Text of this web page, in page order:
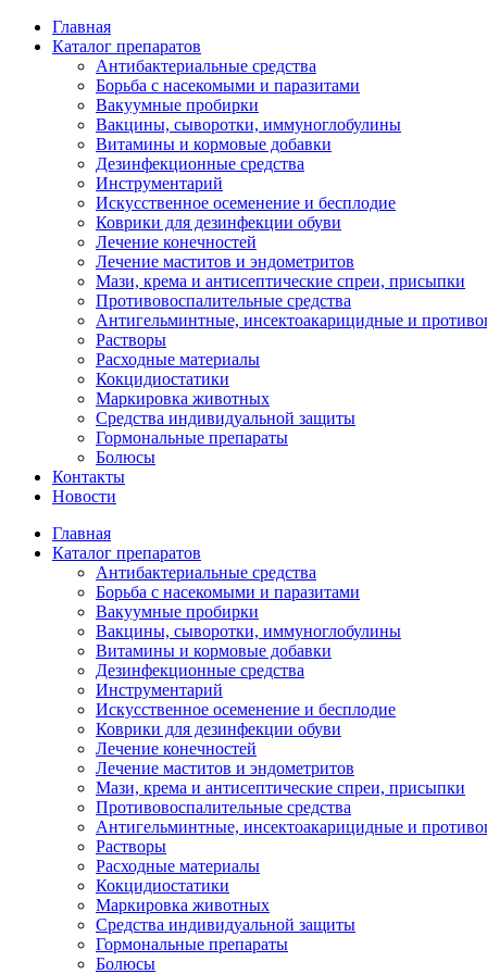
Главная
Каталог препаратов
Антибактериальные средства
Борьба с насекомыми и паразитами
Вакуумные пробирки
Вакцины, сыворотки, иммуноглобулины
Витамины и кормовые добавки
Дезинфекционные средства
Инструментарий
Искусственное осеменение и бесплодие
Коврики для дезинфекции обуви
Лечение конечностей
Лечение маститов и эндометритов
Мази, крема и антисептические спреи, присыпки
Противовоспалительные средства
Антигельминтные, инсектоакарицидные и
Растворы
Расходные материалы
Кокцидиостатики
Маркировка животных
Средства индивидуальной защиты
Гормональные препараты
Болюсы
Контакты
Новости
Главная
Каталог препаратов
Антибактериальные средства
Борьба с насекомыми и паразитами
Вакуумные пробирки
Вакцины, сыворотки, иммуноглобулины
Витамины и кормовые добавки
Дезинфекционные средства
Инструментарий
Искусственное осеменение и бесплодие
Коврики для дезинфекции обуви
Лечение конечностей
Лечение маститов и эндометритов
Мази, крема и антисептические спреи, присыпки
Противовоспалительные средства
Антигельминтные, инсектоакарицидные и
Растворы
Расходные материалы
Кокцидиостатики
Маркировка животных
Средства индивидуальной защиты
Гормональные препараты
Болюсы